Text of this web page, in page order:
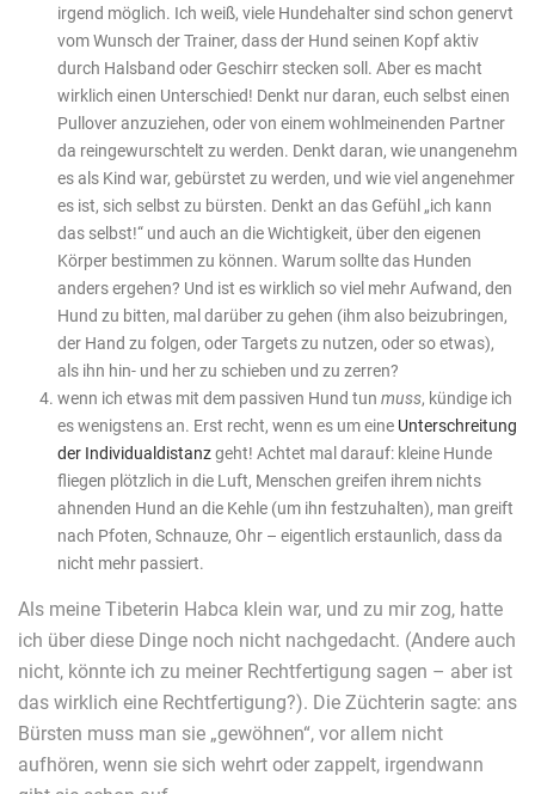
irgend möglich. Ich weiß, viele Hundehalter sind schon genervt
vom Wunsch der Trainer, dass der Hund seinen Kopf aktiv
durch Halsband oder Geschirr stecken soll. Aber es macht
wirklich einen Unterschied! Denkt nur daran, euch selbst einen
Pullover anzuziehen, oder von einem wohlmeinenden Partner
da reingewurschtelt zu werden. Denkt daran, wie unangenehm
es als Kind war, gebürstet zu werden, und wie viel angenehmer
es ist, sich selbst zu bürsten. Denkt an das Gefühl „ich kann
das selbst!“ und auch an die Wichtigkeit, über den eigenen
Körper bestimmen zu können. Warum sollte das Hunden
anders ergehen? Und ist es wirklich so viel mehr Aufwand, den
Hund zu bitten, mal darüber zu gehen (ihm also beizubringen,
der Hand zu folgen, oder Targets zu nutzen, oder so etwas),
als ihn hin- und her zu schieben und zu zerren?
wenn ich etwas mit dem passiven Hund tun muss, kündige ich
es wenigstens an. Erst recht, wenn es um eine Unterschreitung
der Individualdistanzgeht! Achtet mal darauf: kleine Hunde
fliegen plötzlich in die Luft, Menschen greifen ihrem nichts
ahnenden Hund an die Kehle (um ihn festzuhalten), man greift
nach Pfoten, Schnauze, Ohr – eigentlich erstaunlich, dass da
nicht mehr passiert.
Als meine Tibeterin Habca klein war, und zu mir zog, hatte
ich über diese Dinge noch nicht nachgedacht. (Andere auch
nicht, könnte ich zu meiner Rechtfertigung sagen – aber ist
das wirklich eine Rechtfertigung?). Die Züchterin sagte: ans
Bürsten muss man sie „gewöhnen“, vor allem nicht
aufhören, wenn sie sich wehrt oder zappelt, irgendwann